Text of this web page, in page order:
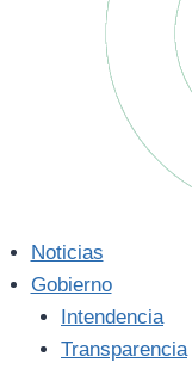
Noticias
Gobierno
Intendencia
Transparencia